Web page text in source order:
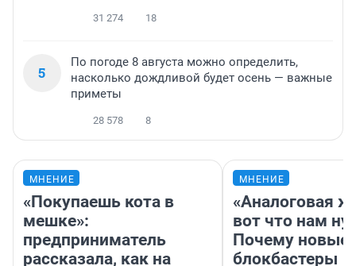
31 274 18
5
По погоде 8 августа можно определить,
насколько дождливой будет осень — важные
приметы
28 578 8
МНЕНИЕ
«Покупаешь кота в
мешке»:
предприниматель
рассказала, как на
МНЕНИЕ
«Аналоговая
вот что нам
Почему новые
блокбастеры